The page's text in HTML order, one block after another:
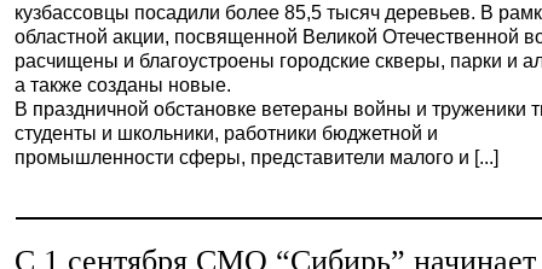
кузбассовцы посадили более 85,5 тысяч деревьев. В
областной акции, посвященной Великой Отечественной
расчищены и благоустроены городские скверы, парки и
а также созданы новые.
В праздничной обстановке ветераны войны и труженики
студенты и школьники, работники бюджетной и
промышленности сферы, представители малого и [...]
С 1 сентября СМО “Сибирь” начинает